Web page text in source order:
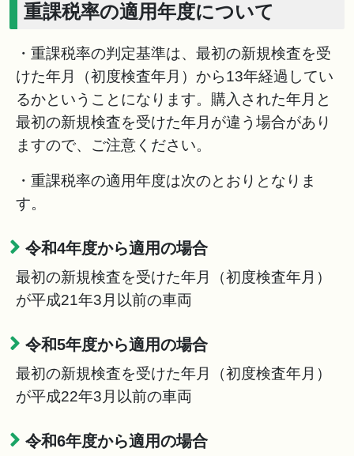
重課税率の適用年度について
・重課税率の判定基準は、最初の新規検査を受
けた年月（初度検査年月）から13年経過してい
るかということになります。購入された年月と
最初の新規検査を受けた年月が違う場合があり
ますので、ご注意ください。
・重課税率の適用年度は次のとおりとなりま
す。
令和4年度から適用の場合
最初の新規検査を受けた年月（初度検査年月）
が平成21年3月以前の車両
令和5年度から適用の場合
最初の新規検査を受けた年月（初度検査年月）
が平成22年3月以前の車両
令和6年度から適用の場合